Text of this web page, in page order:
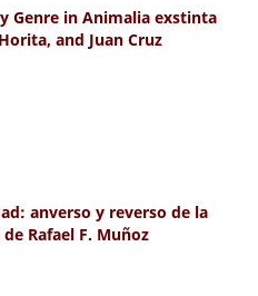
Genre in Animalia exstinta
and Juan Cruz
anverso y reverso de la
Rafael F. Muñoz